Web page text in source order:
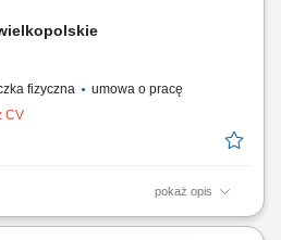
fizyczna
umowa o pracę
CV
pokaż opis